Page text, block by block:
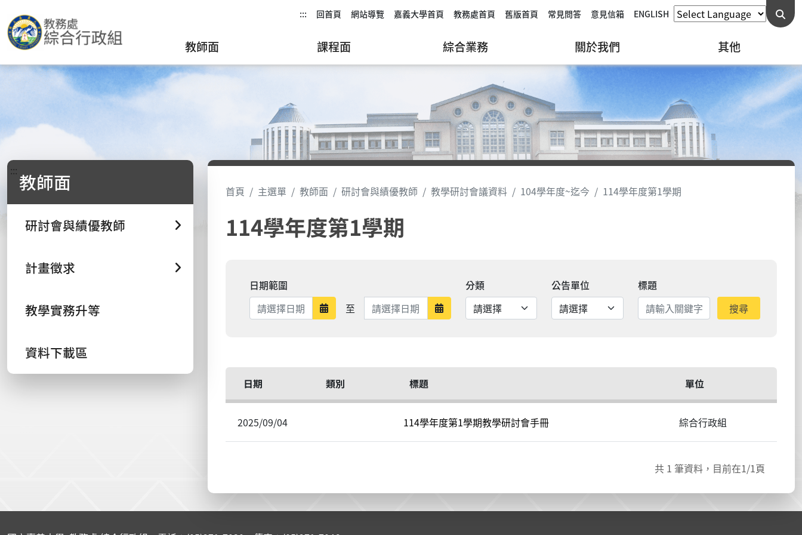
::: 回首頁 網站導覽 嘉義大學首頁 教務處首頁 舊版首頁 常見問答 意見信箱 ENGLISH
教師面 課程面 綜合業務 關於我們 其他
::: 教師面
研討會與績優教師
計畫徵求
教學實務升等
資料下載區
首頁 主選單 教師面 研討會與績優教師 教學研討會議資料 104學年度~迄今 114學年度第1學期
114學年度第1學期
日期範圍
日期範圍開始
至 日期範圍結束 日期範圍結束
分類 公告單位
標題
搜尋
日期 類別 標題 單位
2025/09/04 114學年度第1學期教學研討會手冊 綜合行政組
共 1 筆資料，目前在1/1頁